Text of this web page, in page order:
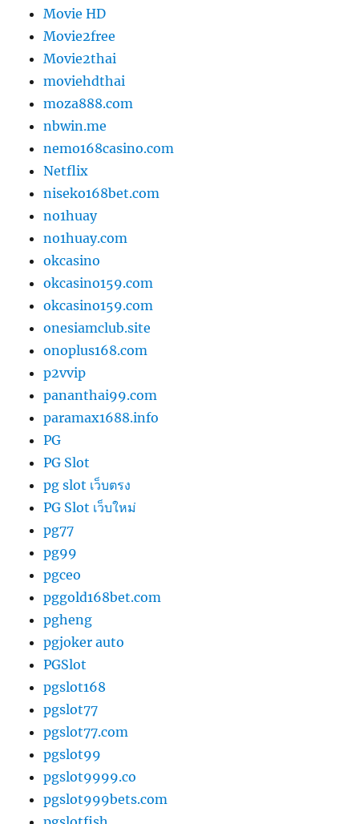
Movie HD
Movie2free
Movie2thai
moviehdthai
moza888.com
nbwin.me
nemo168casino.com
Netflix
niseko168bet.com
no1huay
no1huay.com
okcasino
okcasino159.com
okcasino159.com
onesiamclub.site
onoplus168.com
p2vvip
pananthai99.com
paramax1688.info
PG
PG Slot
pg slot เว็บตรง
PG Slot เว็บใหม่
pg77
pg99
pgceo
pggold168bet.com
pgheng
pgjoker auto
PGSlot
pgslot168
pgslot77
pgslot77.com
pgslot99
pgslot9999.co
pgslot999bets.com